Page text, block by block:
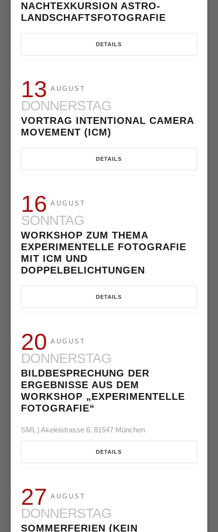
NACHTEXKURSION ASTRO-
LANDSCHAFTSFOTOGRAFIE
DETAILS
13 AUGUST
DONNERSTAG
VORTRAG INTENTIONAL CAMERA
MOVEMENT (ICM)
DETAILS
16 AUGUST
SONNTAG
WORKSHOP ZUM THEMA
EXPERIMENTELLE FOTOGRAFIE
MIT ICM UND
DOPPELBELICHTUNGEN
DETAILS
20 AUGUST
DONNERSTAG
BILDBESPRECHUNG DER
ERGEBNISSE AUS DEM
WORKSHOP „EXPERIMENTELLE
FOTOGRAFIE“
SML | Akeleistrasse 6, 81547 München
DETAILS
27 AUGUST
DONNERSTAG
SOMMERFERIEN (KEIN